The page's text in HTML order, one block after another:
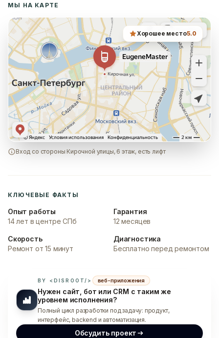
МЫ НА КАРТЕ
Хорошее место5.0
Вход со стороны Кирочной улицы, 6 этаж, есть лифт
КЛЮЧЕВЫЕ ФАКТЫ
Опыт работы
14 лет в центре СПб
Гарантия
12 месяцев
Скорость
Ремонт от 15 минут
Диагностика
Бесплатно перед ремонтом
BY <DISROOT/> веб-приложения
Нужен сайт, бот или CRM с таким же
уровнем исполнения?
Полный цикл разработки под задачу: продукт,
интерфейс, backend и автоматизация.
Обсудить проект